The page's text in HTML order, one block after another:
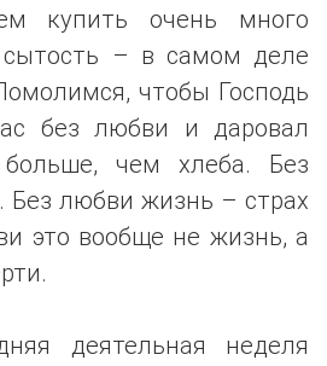
купить очень много
– в самом деле
чтобы Господь
без любви и даровал
чем хлеба. Без
любви жизнь – страх
это вообще не жизнь, а
деятельная неделя